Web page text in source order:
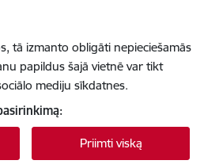
tā izmanto obligāti nepieciešamās
papildus šajā vietnē var tikt
mediju sīkdatnes.
Priimti viską